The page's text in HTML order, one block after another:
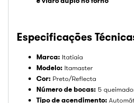
Especificações
Marca: Itatiaia
Modelo: Itamaster
Cor: Preto/Reflecta
Número de bocas: 5
Tipo de acendimento: